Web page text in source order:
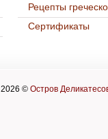
Рецепты
Cертификаты
2026 © Остров